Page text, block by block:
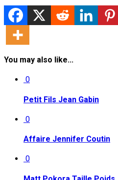
You may also like...
0
Petit Fils Jean Gabin
0
Affaire Jennifer Coutin
0